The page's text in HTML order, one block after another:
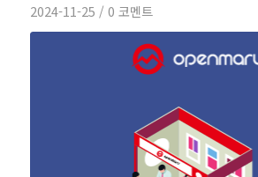
2024-11-25 / 0 코멘트